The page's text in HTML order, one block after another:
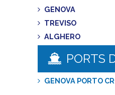
GENOVA
TREVISO
ALGHERO
PORTS
GENOVA PORTO